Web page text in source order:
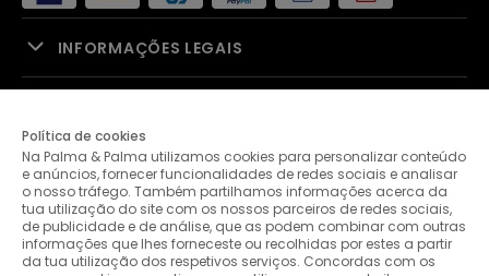
INFORMAÇÕES LEGAIS
PALMA & PALMA
APOIO AO CLIENTE
Política de cookies
Na Palma & Palma utilizamos cookies para personalizar conteúdo
e anúncios, fornecer funcionalidades de redes sociais e analisar
o nosso tráfego. Também partilhamos informações acerca da
tua utilização do site com os nossos parceiros de redes sociais,
de publicidade e de análise, que as podem combinar com outras
informações que lhes forneceste ou recolhidas por estes a partir
da tua utilização dos respetivos serviços. Concordas com os